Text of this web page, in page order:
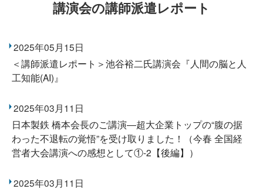
講演会の講師派遣レポート
2025年05月15日
＜講師派遣レポート＞池谷裕二氏講演会『人間の脳と人
工知能(AI)』
2025年03月11日
日本製鉄 橋本会長のご講演―超大企業トップの“腹の据
わった不退転の覚悟”を受け取りました！（今春 全国経
営者大会講演への感想として①-2【後編】）
2025年03月11日